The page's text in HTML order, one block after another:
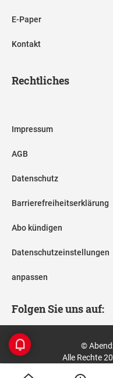
E-Paper
Kontakt
Rechtliches
Impressum
AGB
Datenschutz
Barrierefreiheitserklärung
Abo kündigen
Datenschutzeinstellungen
anpassen
Folgen Sie uns auf:
©
Alle Rechte